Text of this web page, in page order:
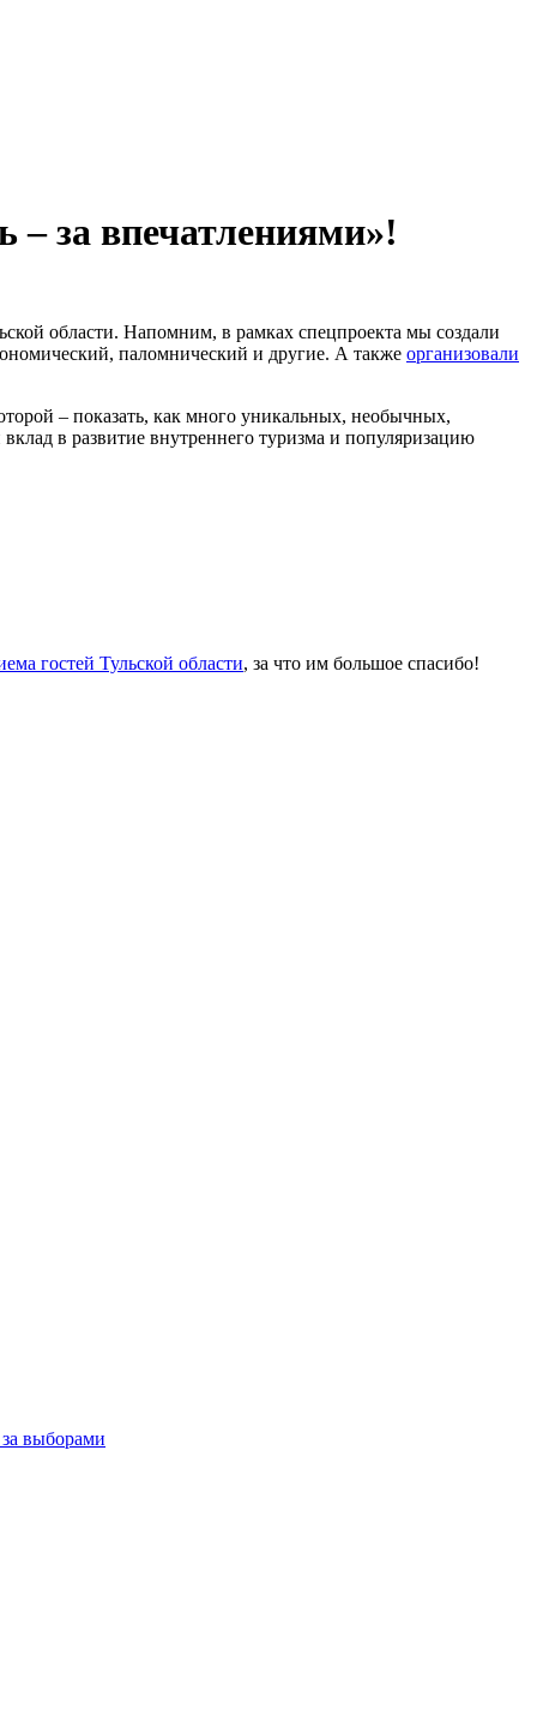
– за впечатлениями»!
области. Напомним, в рамках спецпроекта мы создали
паломнический и другие. А также организовали
– показать, как много уникальных, необычных,
в развитие внутреннего туризма и популяризацию
гостей Тульской области, за что им большое спасибо!
выборами